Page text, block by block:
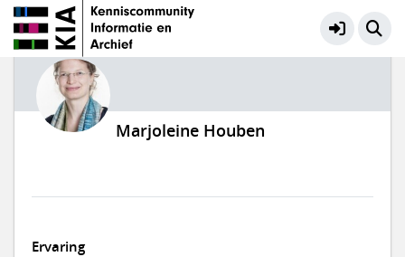
Marjoleine Houben
Ervaring